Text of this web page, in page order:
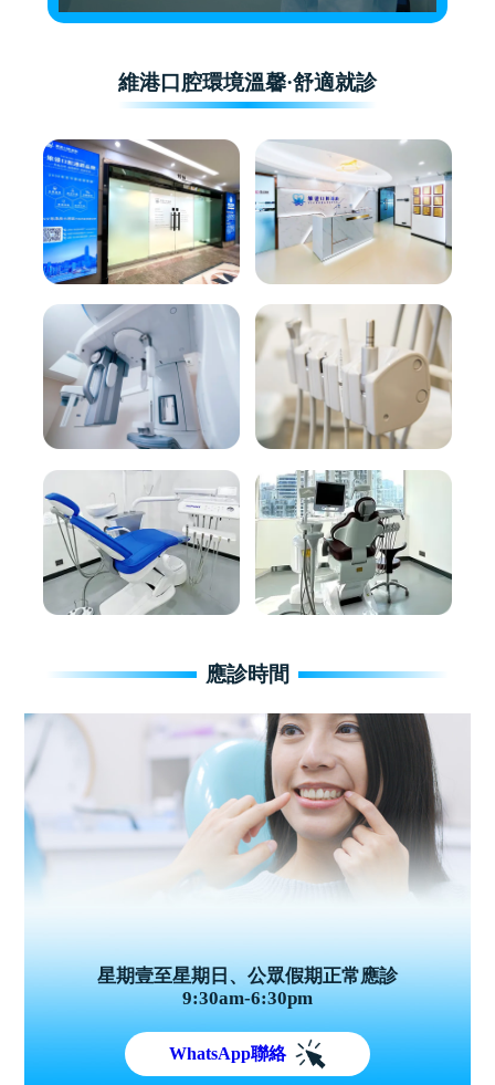
維港口腔環境溫馨·舒適就診
應診時間
星期壹至星期日、公眾假期正常應診
9:30am-6:30pm
WhatsApp聯絡